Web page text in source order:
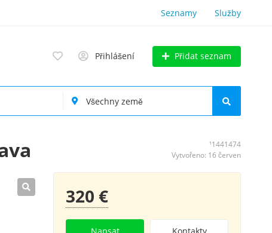
Seznamy Služby
Přihlášení Přidat seznam
¹1441474
Vytvořeno: 16 červen
320 €